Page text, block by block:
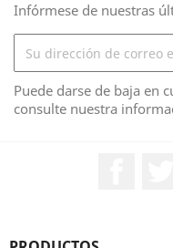
Infórmese de nuestras
Puede darse de baja en
consulte nuestra